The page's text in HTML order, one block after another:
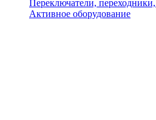
Переключатели,
Активное оборудование